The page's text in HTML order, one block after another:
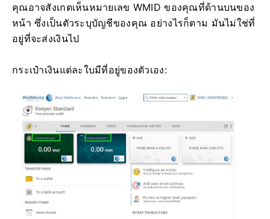
คุณอาจสังเกตเห็นหมายเลข WMID ของคุณที่ด้านบนของ
หน้า ซึ่งเป็นตัวระบุบัญชีของคุณ อย่างไรก็ตาม มันไม่ใช่ที่
อยู่ที่จะส่งเงินไป
กระเป๋าเงินแต่ละใบมีที่อยู่ของตัวเอง: